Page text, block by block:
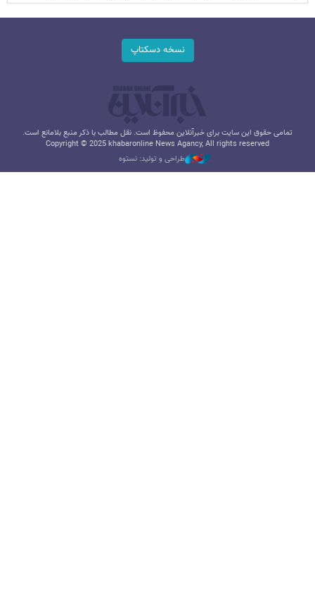
نسخه دسکتاپ
تمامی حقوق این سایت برای خبرآنلاین محفوظ است. نقل مطالب با ذکر منبع بلامانع است.
Copyright © 2025 khabaronline News Agancy, All rights reserved
طراحی و تولید: نستوه